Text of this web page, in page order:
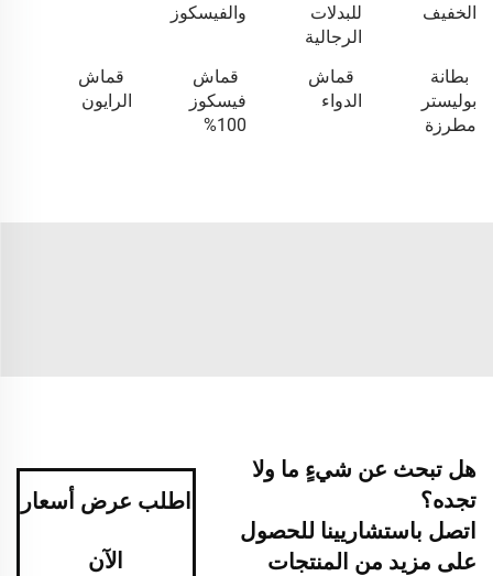
الخفيف
للبدلات
الرجالية
والفيسكوز
بطانة
بوليستر
مطرزة
قماش
الدواء
قماش
فيسكوز
100%
قماش
الرايون
هل تبحث عن شيءٍ ما ولا
تجده؟
اتصل باستشاريينا للحصول
على مزيد من المنتجات
اطلب عرض أسعار
الآن